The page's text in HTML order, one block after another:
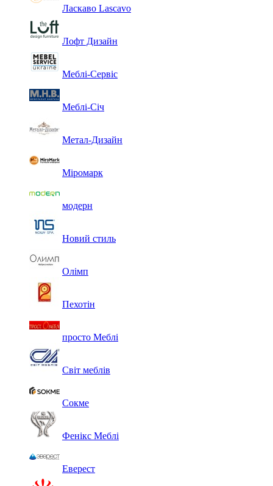
Ласкаво Lascavo
Лофт Дизайн
Меблі-Сервіс
Меблі-Січ
Метал-Дизайн
Міромарк
модерн
Новий стиль
Олімп
Пехотін
просто Меблі
Світ меблів
Сокме
Фенікс Меблі
Еверест